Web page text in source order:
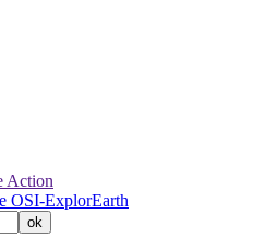
Action
OSI-ExplorEarth